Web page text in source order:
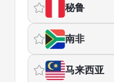
秘鲁
南非
马来西亚